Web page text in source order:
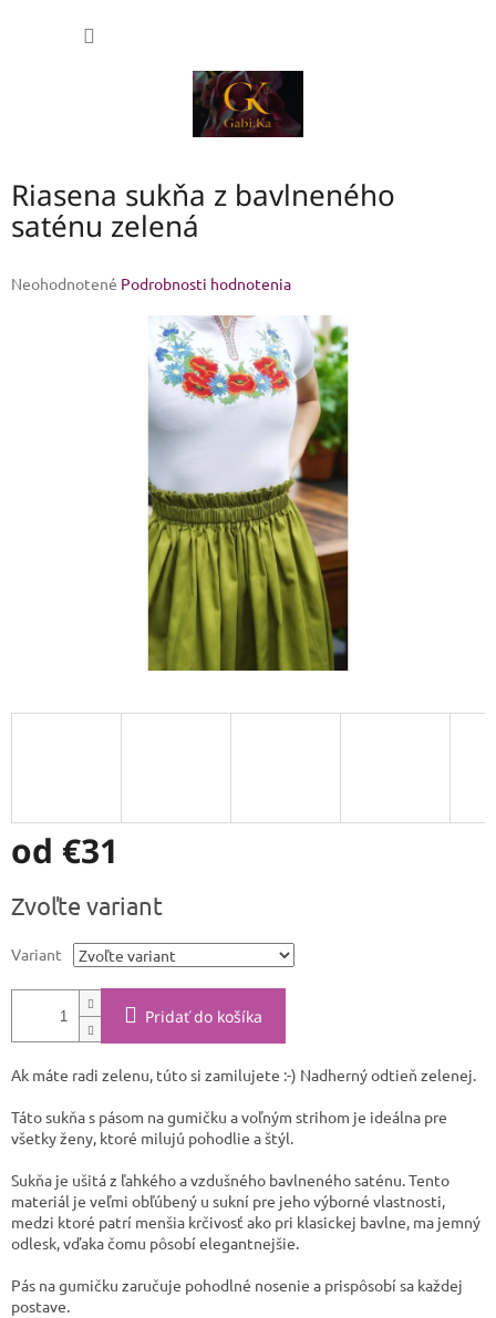
Riasena sukňa z bavlneného
saténu zelená
Priemerné
Neohodnotené Podrobnosti hodnotenia
od €31
cena:
Zvoľte variant
Variant
Pridať do košíka
Ak máte radi zelenu, túto si zamilujete :-) Nadherný odtieň zelenej.
Táto sukňa s pásom na gumičku a voľným strihom je ideálna pre
všetky ženy, ktoré milujú pohodlie a štýl.
Sukňa je ušitá z ľahkého a vzdušného bavlneného saténu. Tento
materiál je veľmi obľúbený u sukní pre jeho výborné vlastnosti,
medzi ktoré patrí menšia krčivosť ako pri klasickej bavlne, ma jemný
odlesk, vďaka čomu pôsobí elegantnejšie.
Pás na gumičku zaručuje pohodlné nosenie a prispôsobí sa každej
postave.